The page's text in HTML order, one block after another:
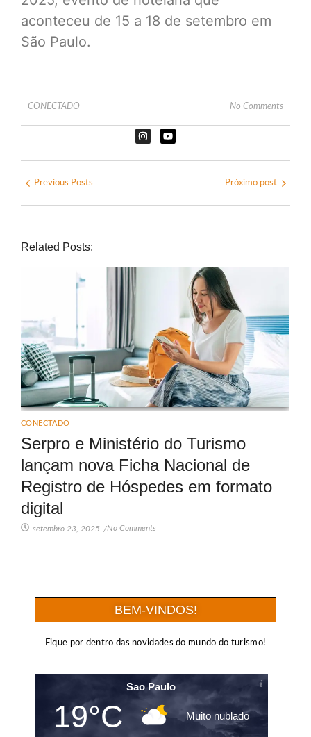
aconteceu de 15 a 18 de setembro em
São Paulo.
CONECTADO No Comments
Previous Posts Próximo post
Related Posts:
CONECTADO
Serpro e Ministério do Turismo
lançam nova Ficha Nacional de
Registro de Hóspedes em formato
digital
setembro 23, 2025 /No Comments
BEM-VINDOS!
Fique por dentro das novidades do mundo do turismo!
Sao Paulo
19°C Muito nublado